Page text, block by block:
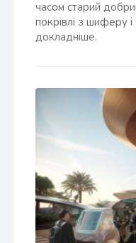
часом старий
покрівлі з шиферу
докладніше.